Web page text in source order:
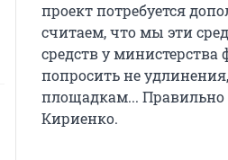
проект потребуется
считаем, что мы эти
средств у
попросить не
площадкам... Правильно
Кириенко.